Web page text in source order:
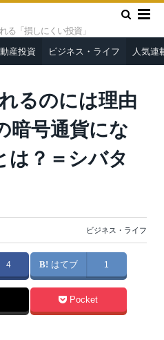
る「損しにくい投資」
産投資 ビジネス・ライフ 人気連
Libraが期待されるのには理由が
な特徴とは？＝シバタナオキ
るのには理由
暗号通貨にな
は？＝シバタ
ビジネス・ライフ
4 はてブ 1
Pocket